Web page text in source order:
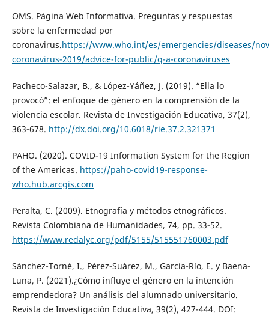
OMS. Página Web Informativa. Preguntas y respuestas
sobre la enfermedad por
coronavirus.https://www.who.int/es/emergencies/diseases/
coronavirus-2019/advice-for-public/q-a-coronaviruses
Pacheco-Salazar, B., & López-Yáñez, J. (2019). “Ella lo
provocó”: el enfoque de género en la comprensión de la
violencia escolar. Revista de Investigación Educativa, 37(2),
363-678. http://dx.doi.org/10.6018/rie.37.2.321371
PAHO. (2020). COVID-19 Information System for the Region
of the Americas. https://paho-covid19-response-
who.hub.arcgis.com
Peralta, C. (2009). Etnografía y métodos etnográficos.
Revista Colombiana de Humanidades, 74, pp. 33-52.
https://www.redalyc.org/pdf/5155/515551760003.pdf
Sánchez-Torné, I., Pérez-Suárez, M., García-Río, E. y Baena-
Luna, P. (2021).¿Cómo influye el género en la intención
emprendedora? Un análisis del alumnado universitario.
Revista de Investigación Educativa, 39(2), 427-444. DOI: